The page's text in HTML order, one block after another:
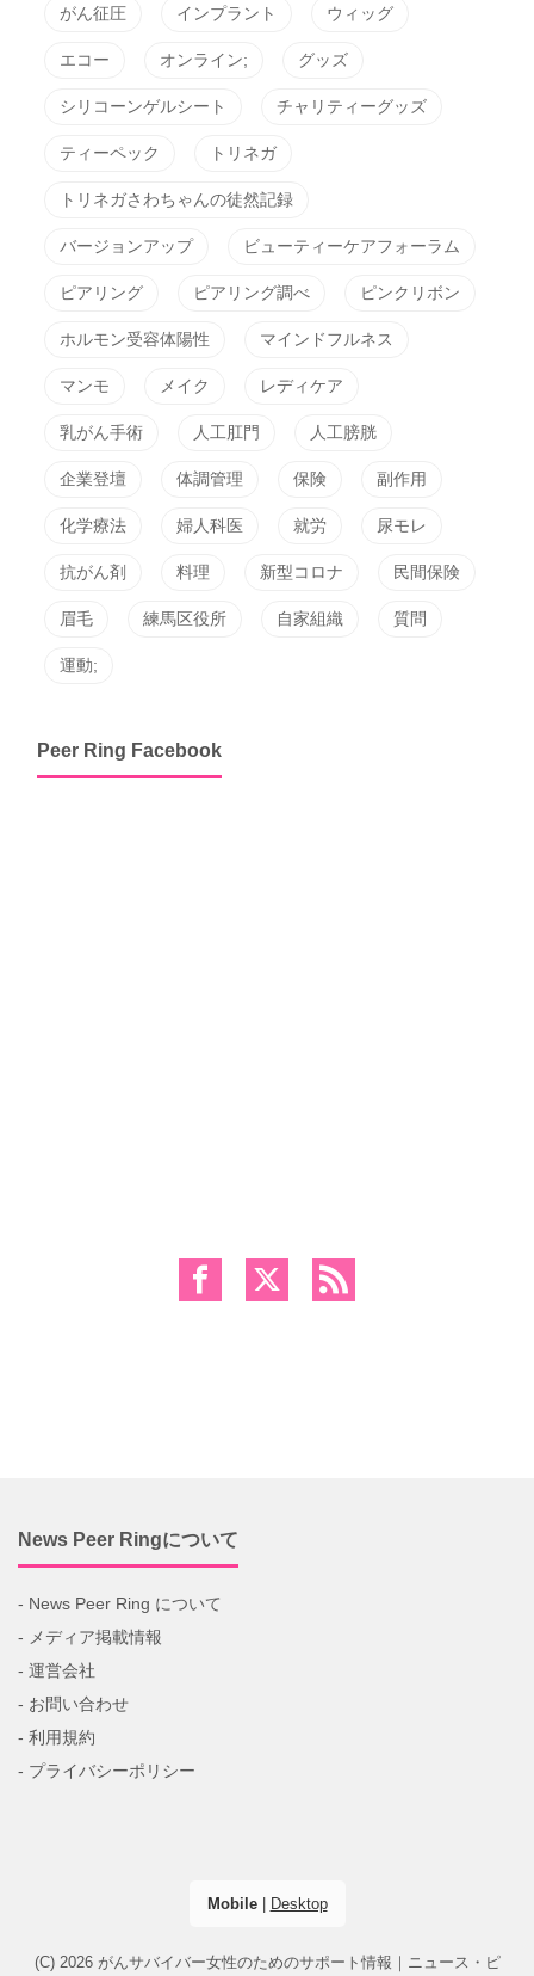
がん征圧 インプラント ウィッグ
エコー オンライン; グッズ
シリコーンゲルシート チャリティーグッズ
ティーペック トリネガ
トリネガさわちゃんの徒然記録
バージョンアップ ビューティーケアフォーラム
ピアリング ピアリング調べ ピンクリボン
ホルモン受容体陽性 マインドフルネス
マンモ メイク レディケア
乳がん手術 人工肛門 人工膀胱
企業登壇 体調管理 保険 副作用
化学療法 婦人科医 就労 尿モレ
抗がん剤 料理 新型コロナ 民間保険
眉毛 練馬区役所 自家組織 質問
運動;
Peer Ring Facebook
News Peer Ringについて
- News Peer Ring について
- メディア掲載情報
- 運営会社
- お問い合わせ
- 利用規約
- プライバシーポリシー
Mobile| Desktop
(C) 2026 がんサバイバー女性のためのサポート情報｜ニュース・ピ